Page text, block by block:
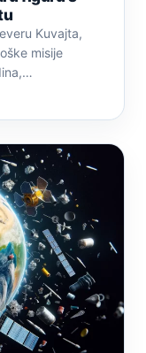
Kuvajta,
misije